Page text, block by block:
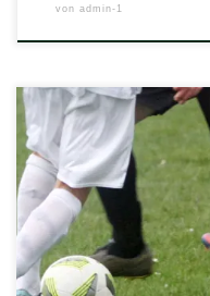
von admin-1
Die Senioren-
Sommerpause
Jugendmannschaften
kommenden
Begegnungen an:
Jugend: H/N/U – JSG E/
14.45 Uhr in